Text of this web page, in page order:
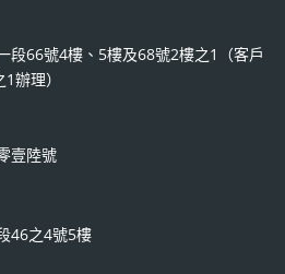
段66號4樓、5樓及68號2樓之1（客戶
辦理）
壹陸號
46之4號5樓